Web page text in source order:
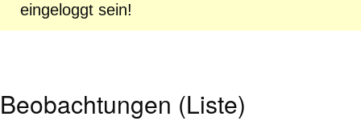
eingeloggt sein!
Beobachtungen (Liste)